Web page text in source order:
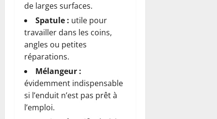
de larges surfaces.
Spatule : utile pour
travailler dans les coins,
angles ou petites
réparations.
Mélangeur :
évidemment indispensable
si l’enduit n’est pas prêt à
l’emploi.